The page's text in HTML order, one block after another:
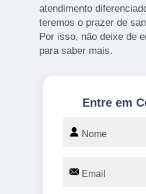
atendimento
teremos o prazer de
Por isso, não deixe de
para saber mais.
Entre em